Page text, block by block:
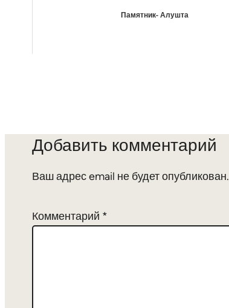
Памятник- Алушта
Добавить комментарий
Ваш адрес email не будет опубликован.
Комментарий *